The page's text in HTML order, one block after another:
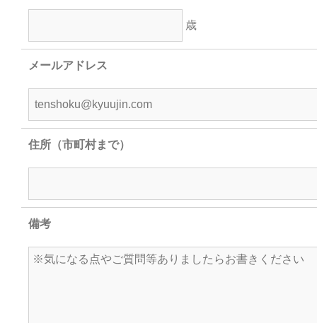
歳
メールアドレス
住所（市町村まで）
備考